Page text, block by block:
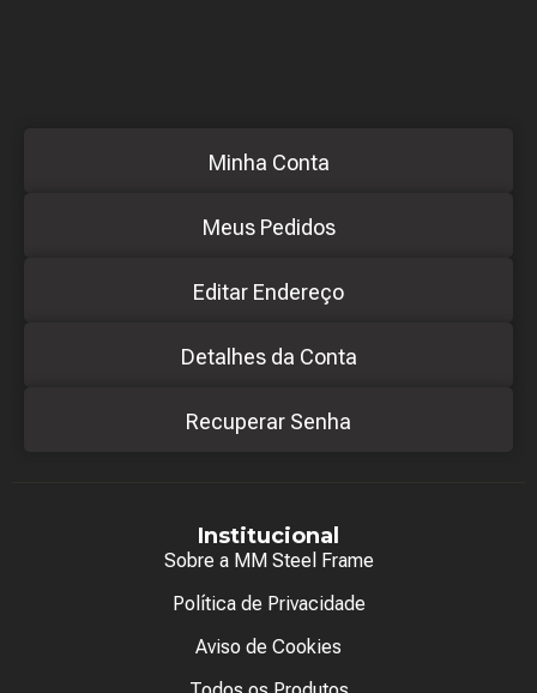
Minha Conta
Meus Pedidos
Editar Endereço
Detalhes da Conta
Recuperar Senha
Institucional
Sobre a MM Steel Frame
Política de Privacidade
Aviso de Cookies